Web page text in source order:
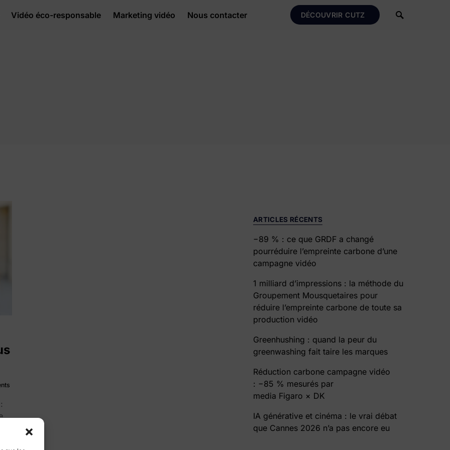
Vidéo éco-responsable Marketing vidéo Nous contacter DÉCOUVRIR CUTZ
ARTICLES RÉCENTS
−89 % : ce que GRDF a changé
pourréduire l’empreinte carbone d’une
campagne vidéo
1 milliard d’impressions : la méthode du
Groupement Mousquetaires pour
réduire l’empreinte carbone de toute sa
production vidéo
Greenhushing : quand la peur du
greenwashing fait taire les marques
Réduction carbone campagne vidéo
: −85 % mesurés par
media Figaro × DK
IA générative et cinéma : le vrai débat
que Cannes 2026 n’a pas encore eu